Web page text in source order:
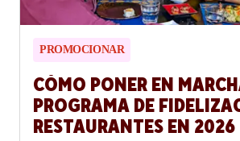
PROMOCIONAR
CÓMO PONER EN
PROGRAMA DE
RESTAURANTES EN 2026